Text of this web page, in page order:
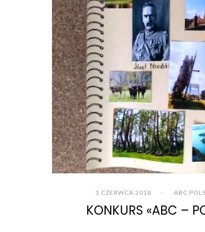
1 CZERWCA 2018 ABC
KONKURS «ABC –